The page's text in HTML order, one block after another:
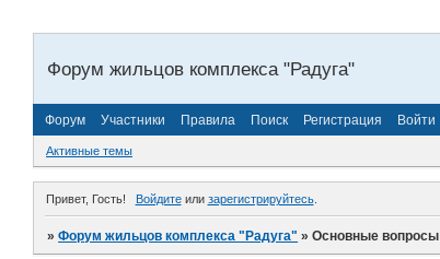
Форум жильцов комплекса "Радуга"
Форум Участники Правила Поиск Регистрация Войти
Активные темы
Привет, Гость! Войдитеили зарегистрируйтесь.
»Форум жильцов комплекса "Радуга" »Основные вопросы